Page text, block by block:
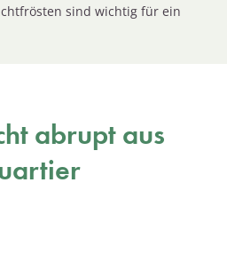
sind wichtig für ein
abrupt aus